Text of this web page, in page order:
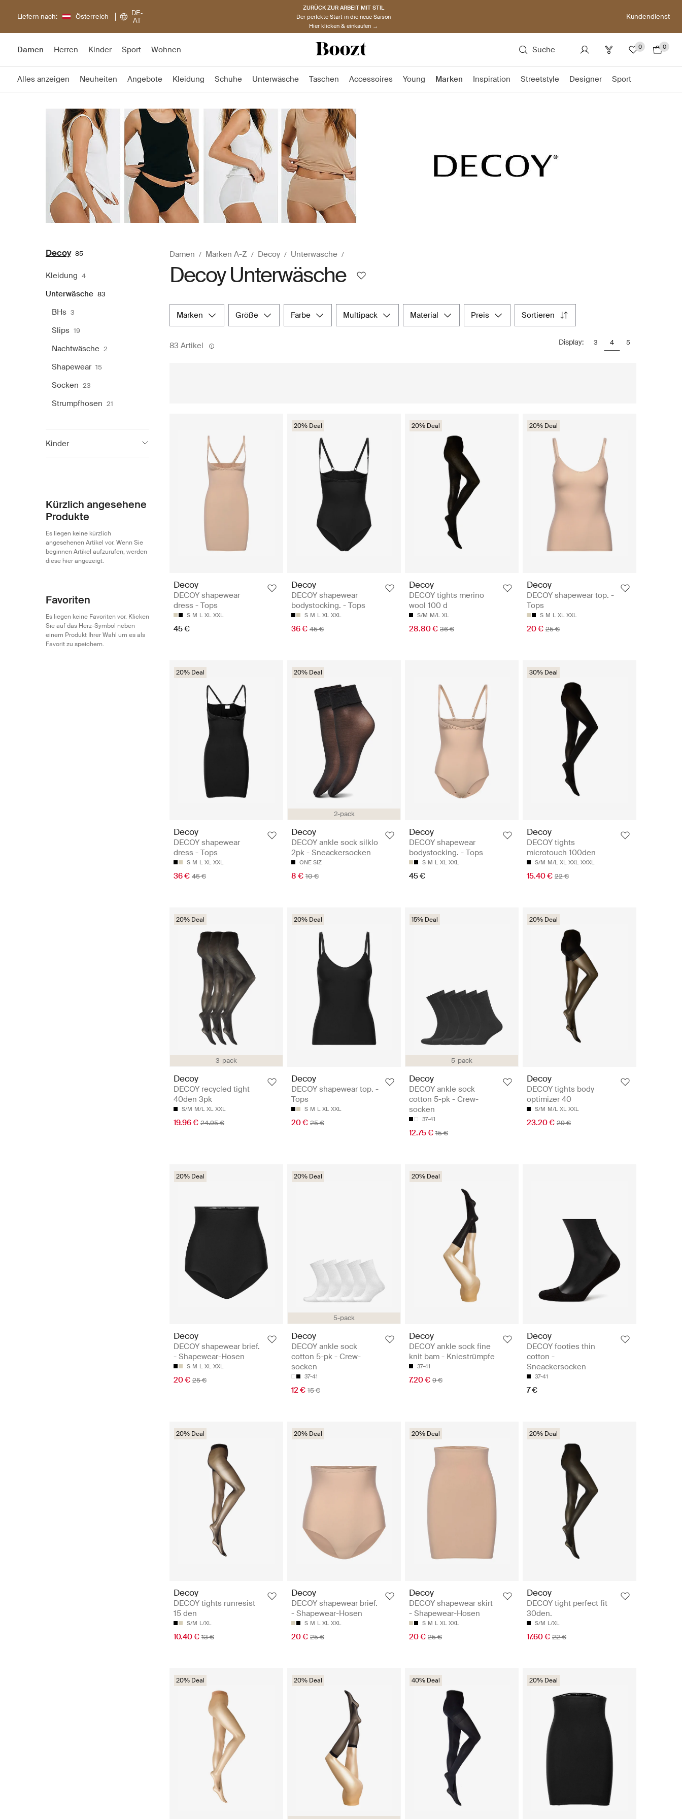
Liefern nach: Österreich
DE-
AT
ZURÜCK ZUR ARBEIT MIT STIL
Der perfekte Start in die neue Saison
Hier klicken & einkaufen →
Kundendienst
Damen Herren Kinder Sport Wohnen Suche 0 0
Alles anzeigen Neuheiten Angebote Kleidung Schuhe Unterwäsche Taschen Accessoires Young Marken Inspiration Streetstyle Designer Sport
Decoy 85
Kleidung 4
Unterwäsche 83
BHs 3
Slips 19
Nachtwäsche 2
Shapewear 15
Socken 23
Strumpfhosen 21
Kinder
Kürzlich angesehene
Produkte
Es liegen keine kürzlich
angesehenen Artikel vor. Wenn Sie
beginnen Artikel aufzurufen, werden
diese hier angezeigt.
Favoriten
Es liegen keine Favoriten vor. Klicken
Sie auf das Herz-Symbol neben
einem Produkt Ihrer Wahl um es als
Favorit zu speichern.
Damen Marken A-Z Decoy Unterwäsche
Decoy Unterwäsche
marken größe farbe multipack material preis sortieren
83 Artikel Display: 3 4 5
Decoy
DECOY shapewear
dress - Tops
S M L XL XXL
45 €
20% Deal
Decoy
DECOY shapewear
bodystocking. - Tops
S M L XL XXL
36 € 45 €
20% Deal
Decoy
DECOY tights merino
wool 100 d
S/M M/L XL
28.80 € 36 €
20% Deal
Decoy
DECOY shapewear top. -
Tops
S M L XL XXL
20 € 25 €
20% Deal
Decoy
DECOY shapewear
dress - Tops
S M L XL XXL
36 € 45 €
2-pack
20% Deal
Decoy
DECOY ankle sock silklo
2pk - Sneackersocken
ONE SIZ
8 € 10 €
Decoy
DECOY shapewear
bodystocking. - Tops
S M L XL XXL
45 €
30% Deal
Decoy
DECOY tights
microtouch 100den
S/M M/L XL XXL XXXL
15.40 € 22 €
3-pack
20% Deal
Decoy
DECOY recycled tight
40den 3pk
S/M M/L XL XXL
19.96 € 24.95 €
20% Deal
Decoy
DECOY shapewear top. -
Tops
S M L XL XXL
20 € 25 €
5-pack
15% Deal
Decoy
DECOY ankle sock
cotton 5-pk - Crew-
socken
37-41
12.75 € 15 €
20% Deal
Decoy
DECOY tights body
optimizer 40
S/M M/L XL XXL
23.20 € 29 €
20% Deal
Decoy
DECOY shapewear brief.
- Shapewear-Hosen
S M L XL XXL
20 € 25 €
5-pack
20% Deal
Decoy
DECOY ankle sock
cotton 5-pk - Crew-
socken
37-41
12 € 15 €
20% Deal
Decoy
DECOY ankle sock fine
knit bam - Kniestrümpfe
37-41
7.20 € 9 €
Decoy
DECOY footies thin
cotton -
Sneackersocken
37-41
7 €
20% Deal
Decoy
DECOY tights runresist
15 den
S/M L/XL
10.40 € 13 €
20% Deal
Decoy
DECOY shapewear brief.
- Shapewear-Hosen
S M L XL XXL
20 € 25 €
20% Deal
Decoy
DECOY shapewear skirt
- Shapewear-Hosen
S M L XL XXL
20 € 25 €
20% Deal
Decoy
DECOY tight perfect fit
30den.
S/M L/XL
17.60 € 22 €
20% Deal 20% Deal 40% Deal 20% Deal